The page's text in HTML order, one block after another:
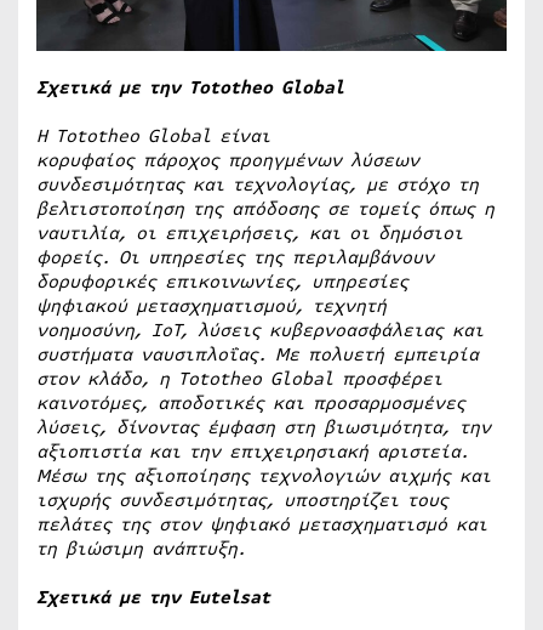
Σχετικά με την Tototheo Global
Η Tototheo Global είναι
κορυφαίος πάροχος προηγμένων λύσεων
συνδεσιμότητας και τεχνολογίας, με στόχο τη
βελτιστοποίηση της απόδοσης σε τομείς όπως η
ναυτιλία, οι επιχειρήσεις, και οι δημόσιοι
φορείς. Οι υπηρεσίες της περιλαμβάνουν
δορυφορικές επικοινωνίες, υπηρεσίες
ψηφιακού μετασχηματισμού, τεχνητή
νοημοσύνη, IoT, λύσεις κυβερνοασφάλειας και
συστήματα ναυσιπλοΐας. Με πολυετή εμπειρία
στον κλάδο, η Tototheo Global προσφέρει
καινοτόμες, αποδοτικές και προσαρμοσμένες
λύσεις, δίνοντας έμφαση στη βιωσιμότητα, την
αξιοπιστία και την επιχειρησιακή αριστεία.
Μέσω της αξιοποίησης τεχνολογιών αιχμής και
ισχυρής συνδεσιμότητας, υποστηρίζει τους
πελάτες της στον ψηφιακό μετασχηματισμό και
τη βιώσιμη ανάπτυξη.
Σχετικά με την Eutelsat